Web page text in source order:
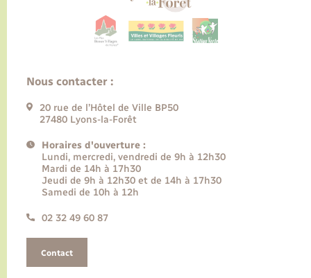
Nous contacter :
20 rue de l’Hôtel de Ville BP50
27480 Lyons-la-Forêt
Horaires d'ouverture :
Lundi, mercredi, vendredi de 9h à 12h30
Mardi de 14h à 17h30
Jeudi de 9h à 12h30 et de 14h à 17h30
Samedi de 10h à 12h
02 32 49 60 87
Contact